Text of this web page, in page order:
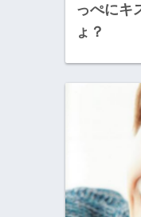
っぺにキ
ょ？